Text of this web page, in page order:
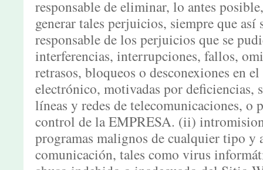
responsable de eliminar, lo antes
generar tales perjuicios, siempre que
responsable de los perjuicios que se
interferencias, interrupciones, fallos,
retrasos, bloqueos o desconexiones en
electrónico, motivadas por deficiencias,
líneas y redes de telecomunicaciones, o
control de la EMPRESA. (ii)
programas malignos de cualquier tipo y
comunicación, tales como virus